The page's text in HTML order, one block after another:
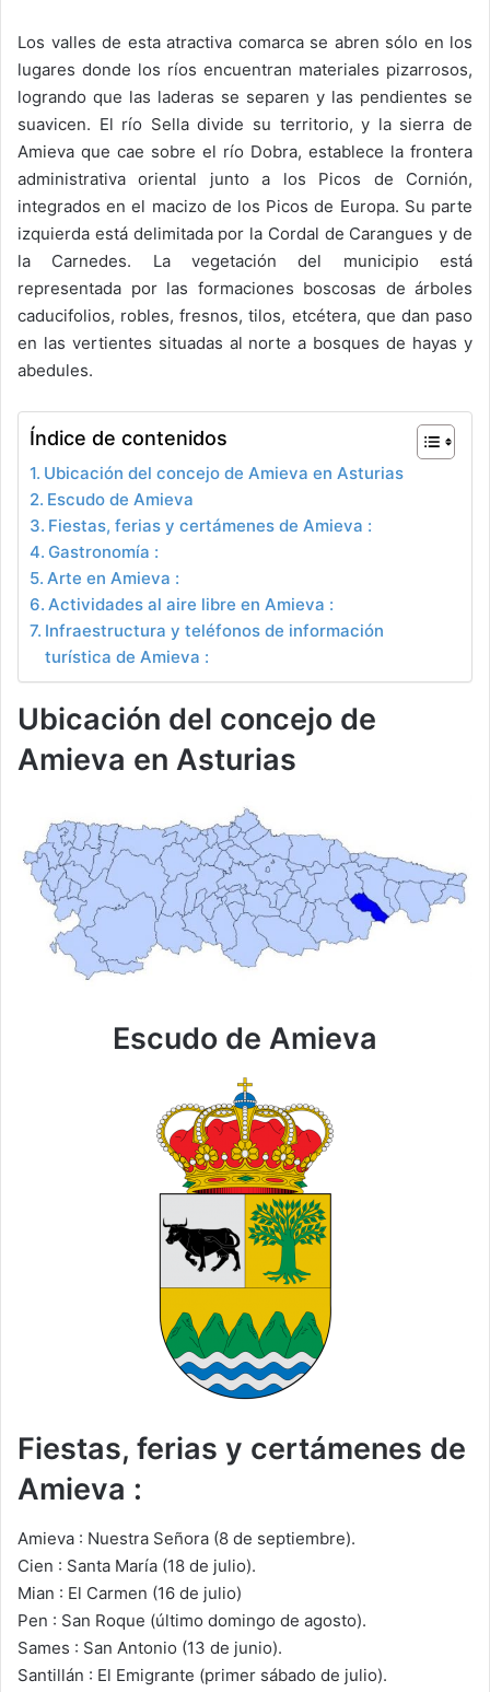
Los valles de esta atractiva comarca se abren sólo en los
lugares donde los ríos encuentran materiales pizarrosos,
logrando que las laderas se separen y las pendientes se
suavicen. El río Sella divide su territorio, y la sierra de
Amieva que cae sobre el río Dobra, establece la frontera
administrativa oriental junto a los Picos de Cornión,
integrados en el macizo de los Picos de Europa. Su parte
izquierda está delimitada por la Cordal de Carangues y de
la Carnedes. La vegetación del municipio está
representada por las formaciones boscosas de árboles
caducifolios, robles, fresnos, tilos, etcétera, que dan paso
en las vertientes situadas al norte a bosques de hayas y
abedules.
Índice de contenidos
Ubicación del concejo de Amieva en Asturias
Escudo de Amieva
Fiestas, ferias y certámenes de Amieva :
Gastronomía :
Arte en Amieva :
Actividades al aire libre en Amieva :
Infraestructura y teléfonos de información
turística de Amieva :
Ubicación del concejo de
Amieva en Asturias
Escudo de Amieva
Fiestas, ferias y certámenes de
Amieva :
Amieva : Nuestra Señora (8 de septiembre).
Cien : Santa María (18 de julio).
Mian : El Carmen (16 de julio)
Pen : San Roque (último domingo de agosto).
Sames : San Antonio (13 de junio).
Santillán : El Emigrante (primer sábado de julio).